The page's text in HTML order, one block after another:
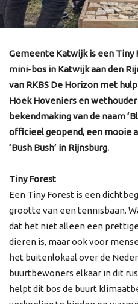
Gemeente Katwijk is een Tiny
mini-bos in Katwijk aan den
van RKBS De Horizon met
Hoek Hoveniers en
bekendmaking van de naam
officieel geopend, een mooie
‘Bush Bush’ in Rijnsburg.
Tiny Forest
Een Tiny Forest is een
grootte van een tennisbaan.
dat het niet alleen een
dieren is, maar ook voor
het buitenlokaal over de
buurtbewoners elkaar in dit
helpt dit bos de buurt